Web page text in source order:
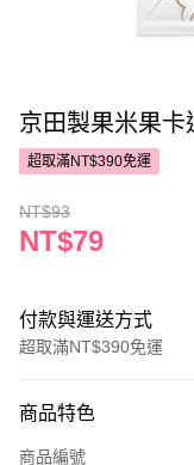
京田製果米果卡
超取滿NT$390免運
NT$93
NT$79
付款與運送方式
超取滿NT$390免運
POYA支付
商品特色
商品編號